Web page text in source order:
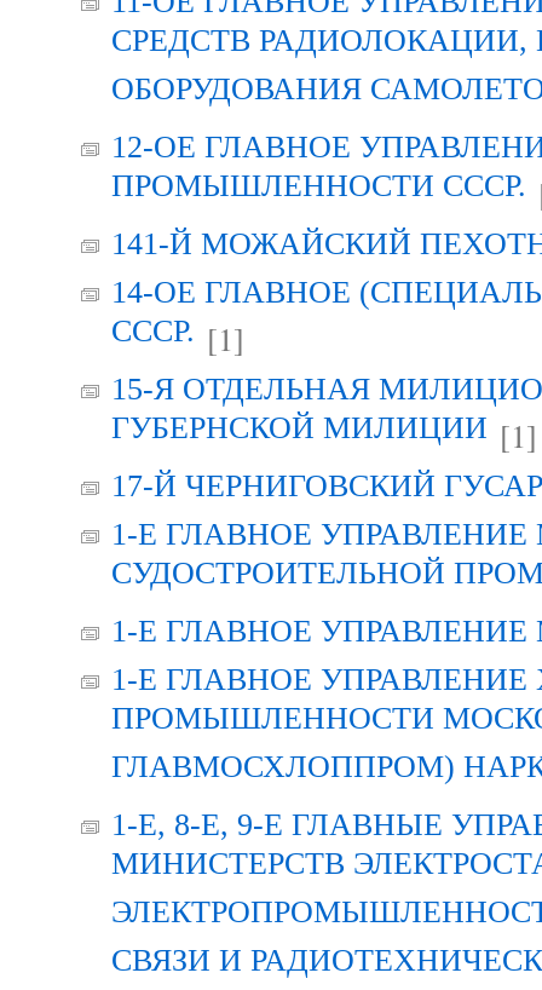
СРЕДСТВ
ОБОРУДОВАНИЯ
12-ОЕ ГЛАВНОЕ
ПРОМЫШЛЕННОСТИ СССР.
141-Й МОЖАЙСКИЙ
14-ОЕ ГЛАВНОЕ
СССР. [1]
15-Я ОТДЕЛЬНАЯ
ГУБЕРНСКОЙ МИЛИЦИИ [1]
17-Й ЧЕРНИГОВСКИЙ
1-Е ГЛАВНОЕ
СУДОСТРОИТЕЛЬНОЙ
1-Е ГЛАВНОЕ
1-Е ГЛАВНОЕ
ПРОМЫШЛЕННОСТИ
ГЛАВМОСХЛОППРОМ)
1-Е, 8-Е, 9-Е ГЛАВНЫЕ
МИНИСТЕРСТВ
СВЯЗИ И